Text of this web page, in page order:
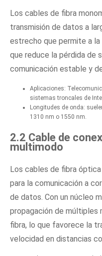
Los cables de fibra
transmisión de datos a
estrecho que permite a
que reduce la pérdida de
comunicación estable y
Aplicaciones:
sistemas troncales de
Longitudes de onda:
1310 nm o 1550 nm.
2.2 Cable de
multimodo
Los cables de fibra
para la comunicación a
de datos. Con un núcleo
propagación de múltiples
fibra, lo que favorece la
velocidad en distancias